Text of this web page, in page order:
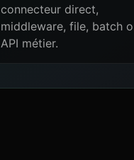
connecteur direct,
middleware, file, batch
API métier.